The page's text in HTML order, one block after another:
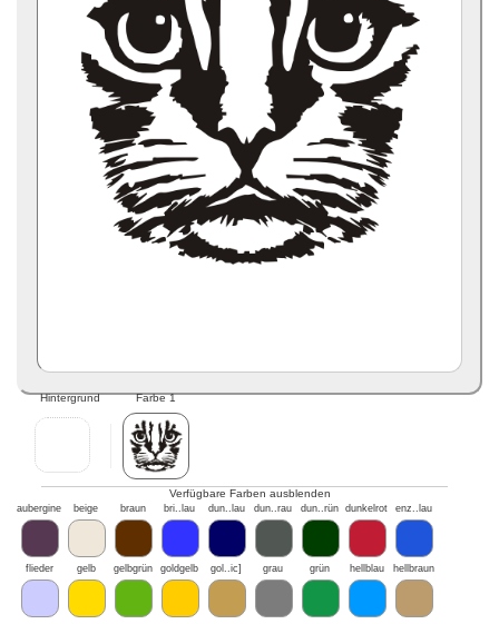
Hintergrund Farbe 1
Verfügbare Farben ausblenden
aubergine beige braun bri..lau dun..lau dun..rau dun..rün dunkelrot enz..lau
flieder gelb gelbgrün goldgelb gol..ic] grau grün hellblau hellbraun